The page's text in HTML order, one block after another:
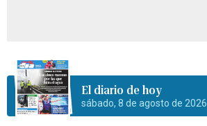
El diario de hoy
sábado, 8 de agosto de 2026